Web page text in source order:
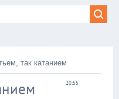
так катанием
20:55